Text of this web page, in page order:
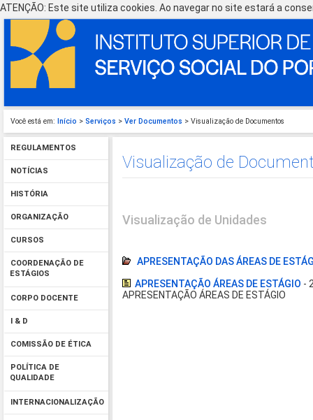
ATENÇÃO: Este site utiliza cookies. Ao navegar no site estará a
Você está em: Início > Serviços > Ver Documentos > Visualização de Documentos
REGULAMENTOS
NOTÍCIAS
HISTÓRIA
ORGANIZAÇÃO
CURSOS
COORDENAÇÃO DE
ESTÁGIOS
CORPO DOCENTE
I & D
COMISSÃO DE ÉTICA
POLÍTICA DE
QUALIDADE
INTERNACIONALIZAÇÃO
Visualização de
Visualização de Unidades
APRESENTAÇÃO DAS ÁREAS DE
APRESENTAÇÃO ÁREAS DE ESTÁGIO -
APRESENTAÇÃO ÁREAS DE ESTÁGIO